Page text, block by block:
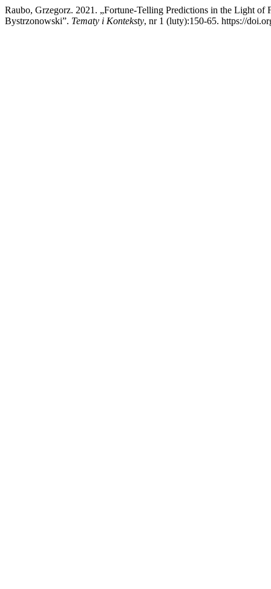
Raubo, Grzegorz. 2021. „Fortune-Telling Predictions in the Light
Bystrzonowski”. Tematy i Konteksty, nr 1 (luty):150-65. https://